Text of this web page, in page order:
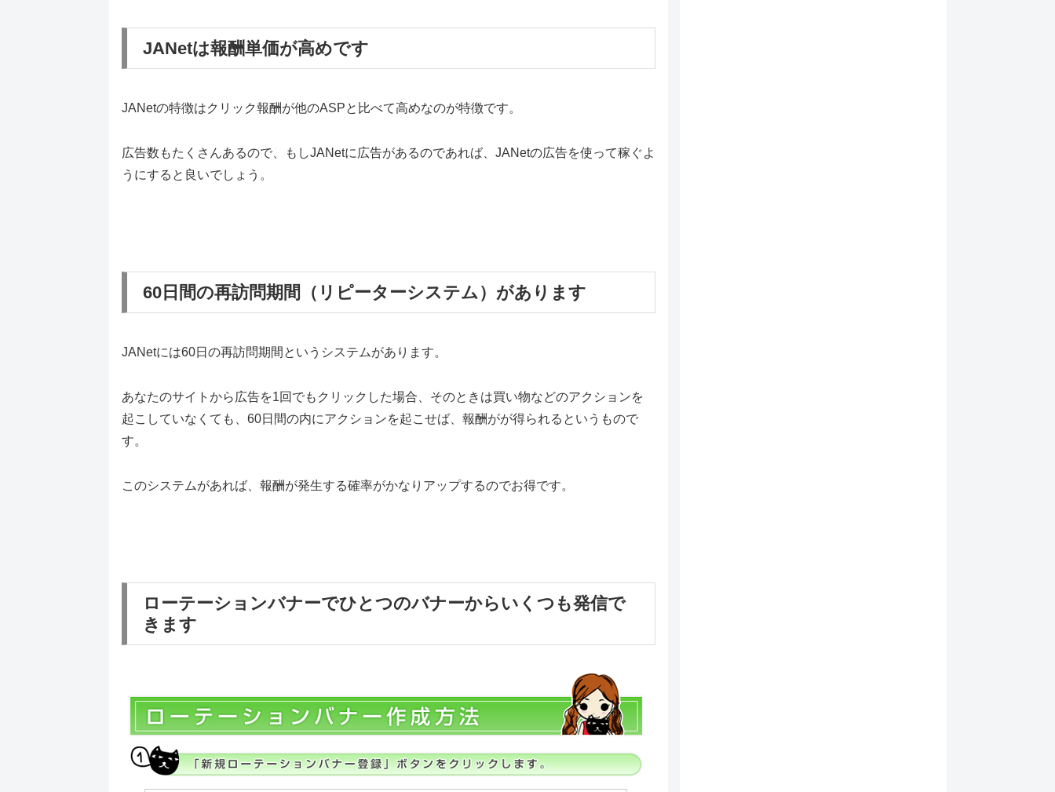
JANetは報酬単価が高めです
JANetの特徴はクリック報酬が他のASPと比べて高めなのが特徴です。
広告数もたくさんあるので、もしJANetに広告があるのであれば、JANetの広告を使って稼ぐよ
うにすると良いでしょう。
60日間の再訪問期間（リピーターシステム）があります
JANetには60日の再訪問期間というシステムがあります。
あなたのサイトから広告を1回でもクリックした場合、そのときは買い物などのアクションを
起こしていなくても、60日間の内にアクションを起こせば、報酬がが得られるというもので
す。
このシステムがあれば、報酬が発生する確率がかなりアップするのでお得です。
ローテーションバナーでひとつのバナーからいくつも発信で
きます